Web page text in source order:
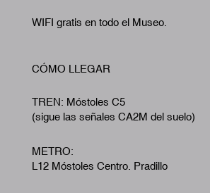
WIFI gratis en todo el Museo.
CÓMO LLEGAR
TREN: Móstoles C5
(sigue las señales CA2M del suelo)
METRO:
L12 Móstoles Centro. Pradillo